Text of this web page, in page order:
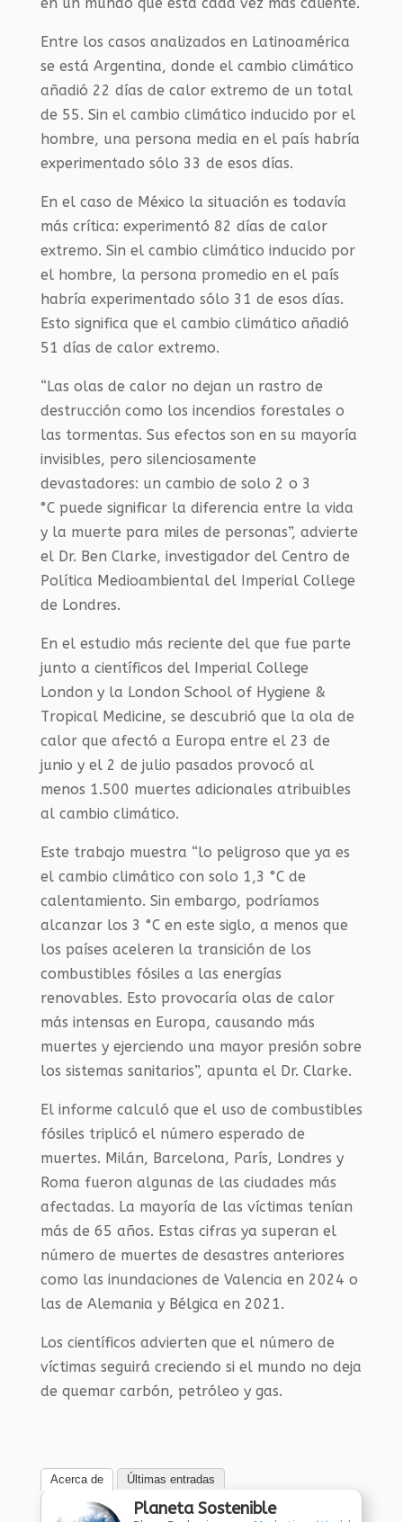
Entre los casos analizados en Latinoamérica
se está Argentina, donde el cambio climático
añadió 22 días de calor extremo de un total
de 55. Sin el cambio climático inducido por el
hombre, una persona media en el país habría
experimentado sólo 33 de esos días.
En el caso de México la situación es todavía
más crítica: experimentó 82 días de calor
extremo. Sin el cambio climático inducido por
el hombre, la persona promedio en el país
habría experimentado sólo 31 de esos días.
Esto significa que el cambio climático añadió
51 días de calor extremo.
“Las olas de calor no dejan un rastro de
destrucción como los incendios forestales o
las tormentas. Sus efectos son en su mayoría
invisibles, pero silenciosamente
devastadores: un cambio de solo 2 o 3
°C puede significar la diferencia entre la vida
y la muerte para miles de personas”, advierte
el Dr. Ben Clarke, investigador del Centro de
Política Medioambiental del Imperial College
de Londres.
En el estudio más reciente del que fue parte
junto a científicos del Imperial College
London y la London School of Hygiene &
Tropical Medicine, se descubrió que la ola de
calor que afectó a Europa entre el 23 de
junio y el 2 de julio pasados provocó al
menos 1.500 muertes adicionales atribuibles
al cambio climático.
Este trabajo muestra “lo peligroso que ya es
el cambio climático con solo 1,3 °C de
calentamiento. Sin embargo, podríamos
alcanzar los 3 °C en este siglo, a menos que
los países aceleren la transición de los
combustibles fósiles a las energías
renovables. Esto provocaría olas de calor
más intensas en Europa, causando más
muertes y ejerciendo una mayor presión sobre
los sistemas sanitarios”, apunta el Dr. Clarke.
El informe calculó que el uso de combustibles
fósiles triplicó el número esperado de
muertes. Milán, Barcelona, París, Londres y
Roma fueron algunas de las ciudades más
afectadas. La mayoría de las víctimas tenían
más de 65 años. Estas cifras ya superan el
número de muertes de desastres anteriores
como las inundaciones de Valencia en 2024 o
las de Alemania y Bélgica en 2021.
Los científicos advierten que el número de
víctimas seguirá creciendo si el mundo no deja
de quemar carbón, petróleo y gas.
Acerca de Últimas entradas
Planeta Sostenible